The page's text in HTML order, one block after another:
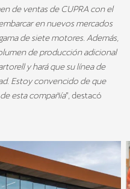
de ventas de CUPRA con el
en nuevos mercados
de siete motores. Además,
de producción adicional
y hará que su línea de
Estoy convencido de que
esta compañía”, destacó